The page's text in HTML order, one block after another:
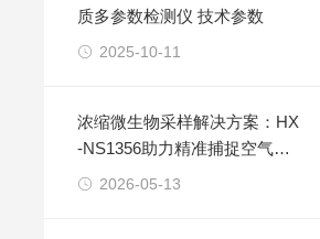
质多参数检测仪 技术参数
2025-10-11
浓缩微生物采样解决方案：HX
-NS1356助力精准捕捉空气中
低浓度微生物气溶胶
2026-05-13